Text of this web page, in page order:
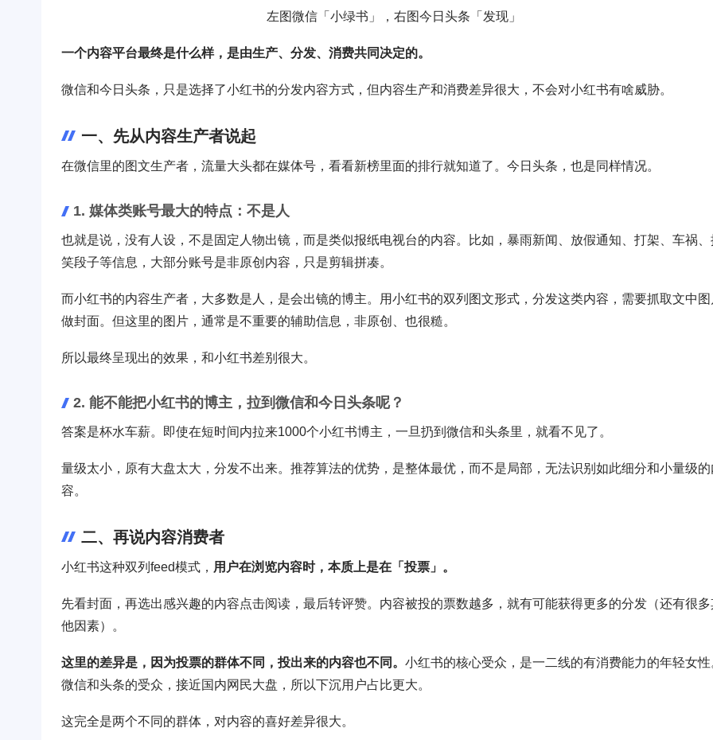
左图微信「小绿书」，右图今日头条「发现」
一个内容平台最终是什么样，是由生产、分发、消费共同决定的。
微信和今日头条，只是选择了小红书的分发内容方式，但内容生产和消费差异很大，不会对小红书有啥威胁。
一、先从内容生产者说起
在微信里的图文生产者，流量大头都在媒体号，看看新榜里面的排行就知道了。今日头条，也是同样情况。
1. 媒体类账号最大的特点：不是人
也就是说，没有人设，不是固定人物出镜，而是类似报纸电视台的内容。比如，暴雨新闻、放假通知、打架、车祸、
笑段子等信息，大部分账号是非原创内容，只是剪辑拼凑。
而小红书的内容生产者，大多数是人，是会出镜的博主。用小红书的双列图文形式，分发这类内容，需要抓取文中图
做封面。但这里的图片，通常是不重要的辅助信息，非原创、也很糙。
所以最终呈现出的效果，和小红书差别很大。
2. 能不能把小红书的博主，拉到微信和今日头条呢？
答案是杯水车薪。即使在短时间内拉来1000个小红书博主，一旦扔到微信和头条里，就看不见了。
量级太小，原有大盘太大，分发不出来。推荐算法的优势，是整体最优，而不是局部，无法识别如此细分和小量级的
容。
二、再说内容消费者
小红书这种双列feed模式， 用户在浏览内容时，本质上是在「投票」。
先看封面，再选出感兴趣的内容点击阅读，最后转评赞。内容被投的票数越多，就有可能获得更多的分发（还有很多
他因素）。
这里的差异是，因为投票的群体不同，投出来的内容也不同。 小红书的核心受众，是一二线的有消费能力的年轻女性
微信和头条的受众，接近国内网民大盘，所以下沉用户占比更大。
这完全是两个不同的群体，对内容的喜好差异很大。